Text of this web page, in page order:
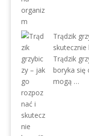
Trądzik
skutecznie
Trądzik
boryka się
mogą …